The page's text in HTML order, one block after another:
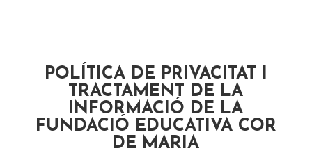
POLÍTICA DE PRIVACITAT I
TRACTAMENT DE LA
INFORMACIÓ DE LA
FUNDACIÓ EDUCATIVA COR
DE MARIA